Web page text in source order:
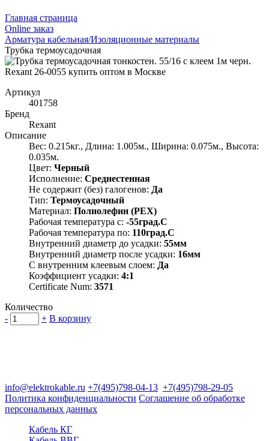
Главная страница
Оnline заказ
Арматура кабельная/Изоляционные материалы
Трубка термоусадочная
Артикул
401758
Бренд
Rexant
Описание
Вес: 0.215кг., Длина: 1.005м., Ширина: 0.075м., Высота:
0.035м.
Цвет: Черный
Исполнение: Среднестенная
Не содержит (без) галогенов: Да
Тип: Термоусадочный
Материал: Полиолефин (PEX)
Рабочая температура с: -55град.C
Рабочая температура по: 110град.C
Внутренний диаметр до усадки: 55мм
Внутренний диаметр после усадки: 16мм
С внутренним клеевым слоем: Да
Коэффициент усадки: 4:1
Certificate Num: 3571
Количество
-
+ В корзину
info@elektrokable.ru +7(495)798-04-13 +7(495)798-29-05
Политика конфиденциальности Соглашение об обработке
персональных данных
Кабель КГ